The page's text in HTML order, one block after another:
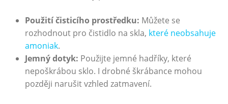
Použití čisticího ⁤prostředku: Můžete‌ se
rozhodnout pro⁤ čistidlo na skla, které neobsahuje
⁤amoniak.
Jemný ⁢dotyk: ⁤Použijte​ jemné hadříky, které
nepoškrábou⁣ sklo. I ⁣drobné škrábance​ mohou
později narušit vzhled zatmavení.